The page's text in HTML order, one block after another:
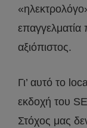
επαγγελματία
αξιόπιστος.
Γι’ αυτό το
εκδοχή του
Στόχος μας